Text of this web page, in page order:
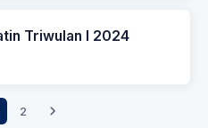
Triwulan I 2024
2